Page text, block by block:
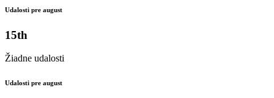
Udalosti pre august
15th
Žiadne udalosti
Udalosti pre august